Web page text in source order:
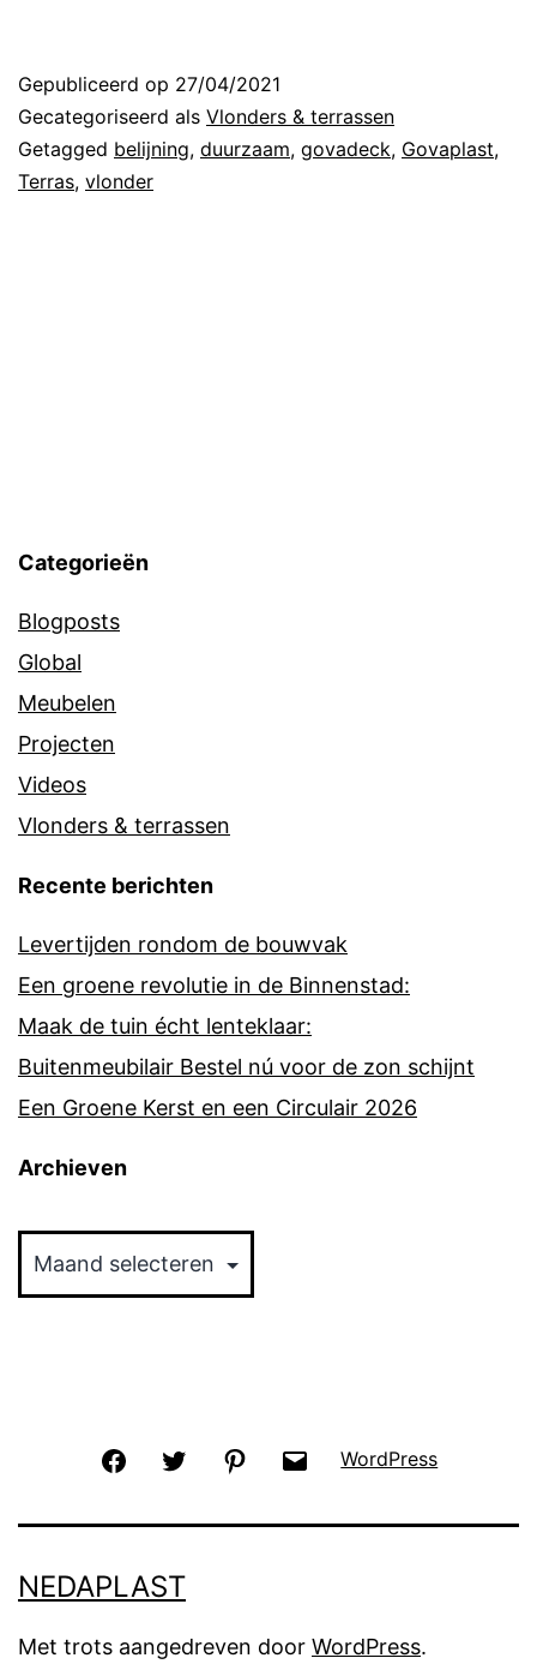
Gepubliceerd op 27/04/2021
Gecategoriseerd als Vlonders & terrassen
Getagged belijning, duurzaam, govadeck, Govaplast,
Terras, vlonder
Categorieën
Blogposts
Global
Meubelen
Projecten
Videos
Vlonders & terrassen
Recente berichten
Levertijden rondom de bouwvak
Een groene revolutie in de Binnenstad:
Maak de tuin écht lenteklaar:
Buitenmeubilair Bestel nú voor de zon schijnt
Een Groene Kerst en een Circulair 2026
Archieven
FacebookTwitter PinterestEmailWordPress
NEDAPLAST
Met trots aangedreven door WordPress.